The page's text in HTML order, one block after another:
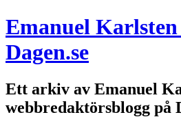
Emanuel
Dagen.se
Ett arkiv av Emanuel
webbredaktörsblogg på